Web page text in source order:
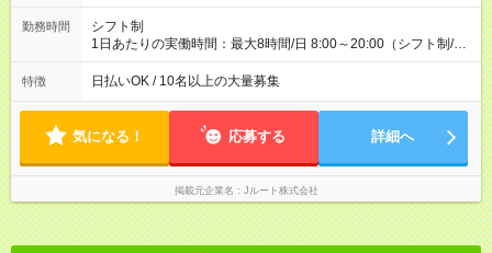
勤務時間
シフト制
1日あたりの実働時間：最大8時間/日 8:00～20:00（シフト制/実
働8時間） ※週5日勤務（場所次第では週4も有り） ※配達状況に
よって時間外での勤務可能性有り ※案件により多少の前後あり
特徴 日払いOK / 10名以上の大量募集
気になる！ 応募する 詳細へ
掲載元企業名 Jルート株式会社